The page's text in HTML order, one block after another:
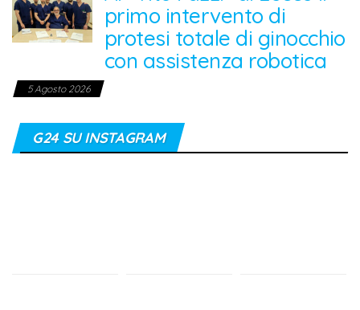
primo intervento di
protesi totale di ginocchio
con assistenza robotica
5 Agosto 2026
G24 SU INSTAGRAM